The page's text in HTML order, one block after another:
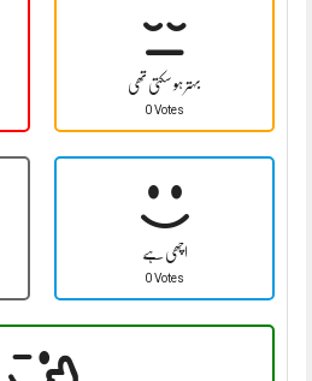
بہتر ہو سکتی تھی
0 Votes
اچھی ہے
0 Votes